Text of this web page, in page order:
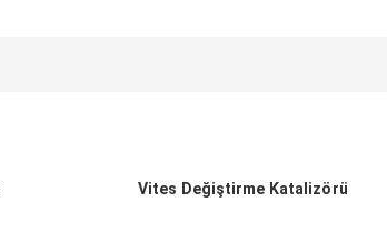
Vites Değiştirme Katalizörü